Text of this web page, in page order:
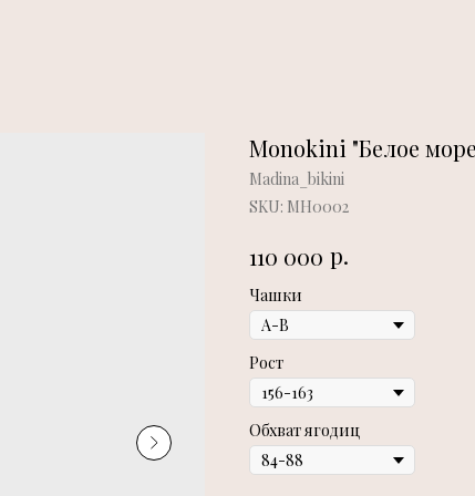
Monokini "Белое
Madina_bikini
SKU: МН0002
110 000 р.
Чашки
Рост
Обхват ягодиц